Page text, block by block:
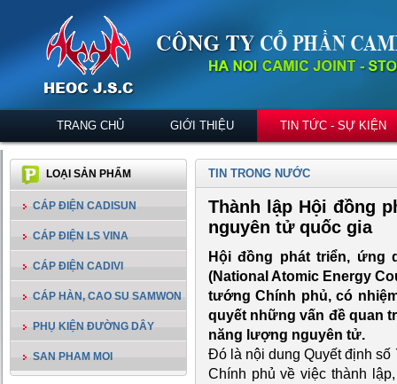
TRANG CHỦ GIỚI THIỆU TIN TỨC - SỰ KIỆN
LOẠI SẢN PHẨM
CÁP ĐIỆN CADISUN
CÁP ĐIỆN LS VINA
CÁP ĐIỆN CADIVI
CÁP HÀN, CAO SU SAMWON
PHỤ KIỆN ĐƯỜNG DÂY
SAN PHAM MOI
TIN TRONG NƯỚC
Thành lập Hội đồng
nguyên tử quốc gia
Hội đồng phát triển, ứng
(National Atomic Energy
tướng Chính phủ, có
quyết những vấn đề quan
năng lượng nguyên tử.
Đó là nội dung Quyết định
Chính phủ về việc thành